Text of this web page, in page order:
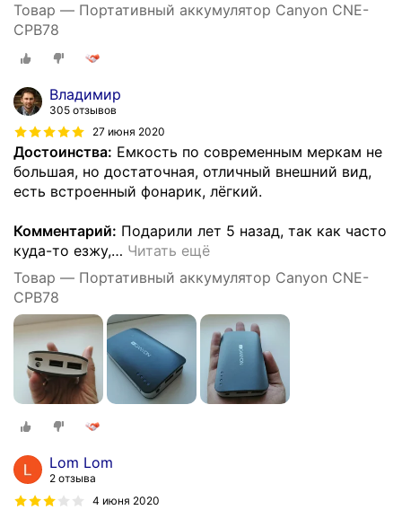
Товар — Портативный аккумулятор Canyon CNE-
CPB78
Владимир
305 отзывов
27 июня 2020
Достоинства: Емкость по современным меркам не
большая, но достаточная, отличный внешний вид,
есть встроенный фонарик, лёгкий.
Комментарий: Подарили лет 5 назад, так как часто
куда-то езжу,… Читать ещё
Товар — Портативный аккумулятор Canyon CNE-
CPB78
Lom Lom
2 отзыва
4 июня 2020